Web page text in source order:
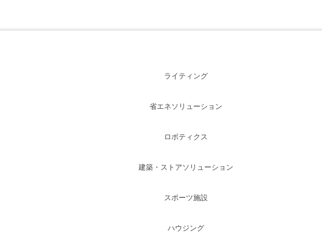
ライティング
省エネソリューション
ロボティクス
建築・ストアソリューション
スポーツ施設
ハウジング